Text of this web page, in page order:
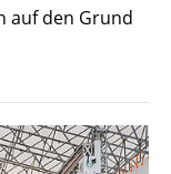
auf den Grund